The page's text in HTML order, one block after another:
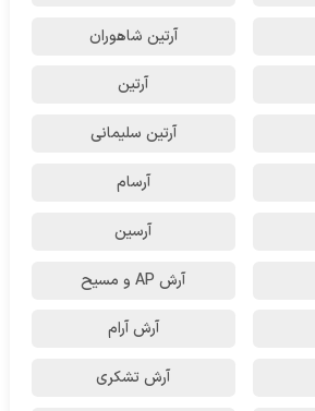
آرتين شاهوران
آرتین
آرتین سلیمانی
آرسام
آرسین
آرش AP و مسیح
آرش آرام
آرش تشکری